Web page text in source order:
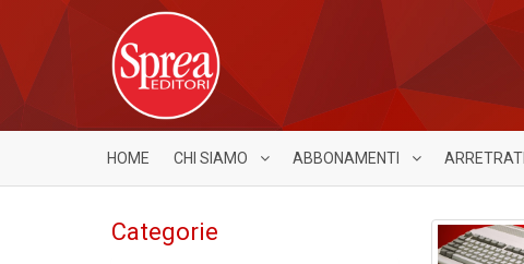
HOME CHI SIAMO ABBONAMENTI ARRETRATI
Categorie